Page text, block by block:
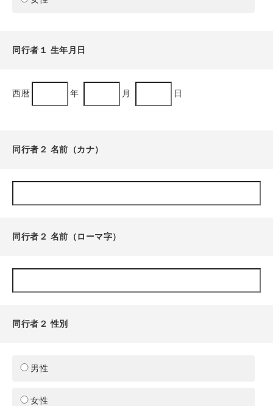
同行者１ 生年月日
西暦 年 月 日
同行者２ 名前（カナ）
同行者２ 名前（ローマ字）
同行者２ 性別
男性
女性